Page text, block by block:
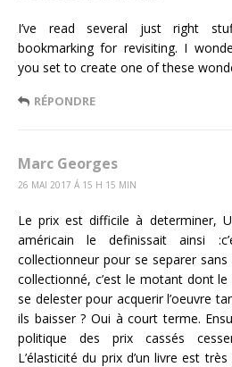
I’ve read several just right
bookmarking for revisiting. I
you set to create one of these
RÉPONDRE
Marc Georges
26 MAI 2017 Á 15 H 15 MIN
Le prix est difficile à determiner,
américain le definissait ainsi
collectionneur pour se separer
collectionné, c’est le motant dont
se delester pour acquerir l’oeuvre
ils baisser ? Oui à court terme.
politique des prix cassés
L’élasticité du prix d’un livre est